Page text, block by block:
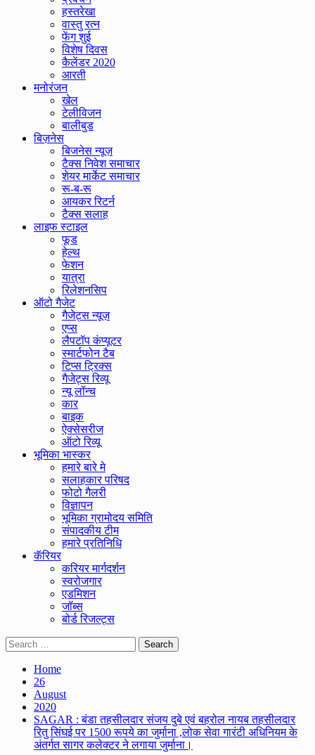
हस्तरेखा
वास्तु रत्न
फेंग शुई
विशेष दिवस
कैलेंडर 2020
आरती
मनोरंजन
खेल
टेलीविजन
बालीबुड
बिज़नेस
बिजनेस न्यूज़
टैक्स निवेश समाचार
शेयर मार्केट समाचार
रू-ब-रू
आयकर रिटर्न
टैक्स सलाह
लाइफ स्टाइल
फूड
हेल्थ
फेशन
यात्रा
रिलेशनसिप
ऑटो गैजेट
गैजेट्स न्यूज़
एप्स
लैपटॉप कंप्यूटर
स्मार्टफोन टैब
टिप्स ट्रिक्स
गैजेट्स रिव्यू
न्यू लॉन्च
कार
बाइक
ऐक्सेसरीज
ऑटो रिव्यू
भूमिका भास्कर
हमारे बारे मे
सलाहकार परिषद
फोटो गैलरी
विज्ञापन
भूमिका ग्रामोदय समिति
संपादकीय टीम
हमारे प्रतिनिधि
कॅरियर
करियर मार्गदर्शन
स्वरोजगार
एडमिशन
जॉब्स
बोर्ड रिजल्ट्स
Search
for:
Home
26
August
2020
SAGAR : बंडा तहसीलदार संजय दुबे एवं बहरोल नायब तहसीलदार
रितु सिंघई पर 1500 रूपये का जुर्माना ,लोक सेवा गारंटी अधिनियम के
अंतर्गत सागर कलेक्टर ने लगाया जुर्माना।